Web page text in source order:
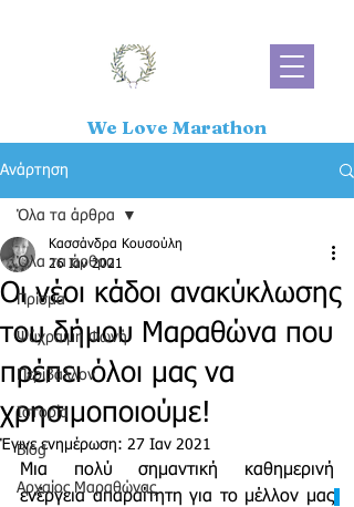
We Love Marathon
Ανάρτηση
Όλα τα άρθρα
Πρίσμα
Ψύχραιμη Φωνή
Περιβάλλον
Ιστορία
Blog
Αρχαίος Μαραθώνας
Όλα τα άρθρα
Οι νέοι κάδοι ανακύκλωσης
του δήμου Μαραθώνα που
πρέπει όλοι μας να
χρησιμοποιούμε!
Κασσάνδρα Κουσούλη
26 Ιαν 2021
Έγινε ενημέρωση: 27 Ιαν 2021
Μια πολύ σημαντική καθημερινή
ενέργεια απαραίτητη για το μέλλον μας